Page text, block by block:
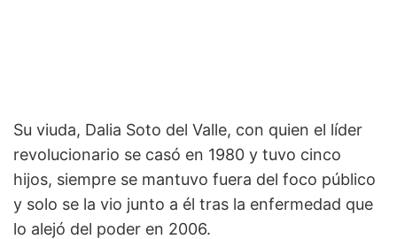
Su viuda, Dalia Soto del Valle, con quien el líder
revolucionario se casó en 1980 y tuvo cinco
hijos, siempre se mantuvo fuera del foco público
y solo se la vio junto a él tras la enfermedad que
lo alejó del poder en 2006.